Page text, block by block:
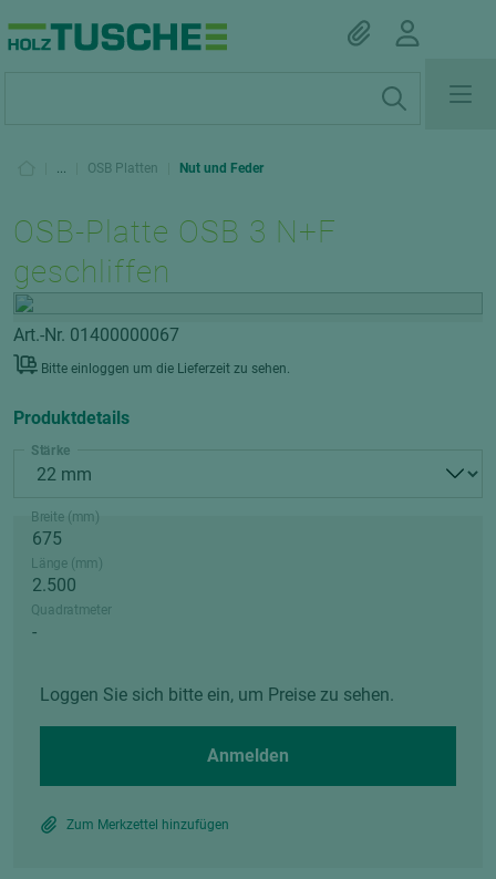
... OSB Platten Nut und Feder
OSB-Platte OSB 3 N+F
geschliffen
Art.-Nr. 01400000067
Bitte einloggen um die Lieferzeit zu sehen.
Produktdetails
Stärke
Breite (mm)
Länge (mm)
Quadratmeter
Loggen Sie sich bitte ein, um Preise zu sehen.
Anmelden
Zum Merkzettel hinzufügen